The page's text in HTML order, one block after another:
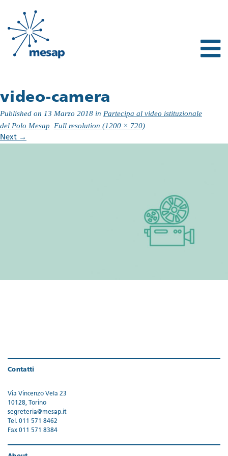
video-camera
Published on 13 Marzo 2018 in Partecipa al video istituzionale
del Polo Mesap
Full resolution (1200 × 720)
Next →
Contatti
Via Vincenzo Vela 23
10128, Torino
segreteria@mesap.it
Tel. 011 571 8462
Fax 011 571 8384